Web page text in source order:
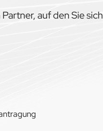
auf den Sie sich